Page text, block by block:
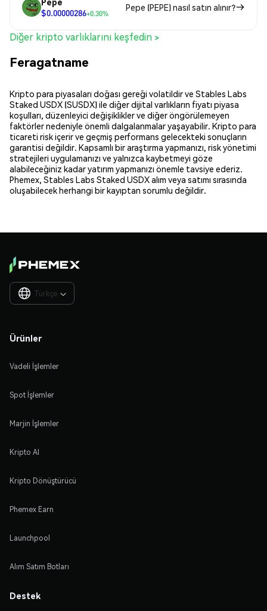
$0.00000286+0.30%
Pepe (PEPE) nasıl satın alınır?
Diğer kripto varlıklarını keşfedin >
Feragatname
Kripto para piyasaları doğası gereği volatildir ve Stables Labs
Staked USDX (SUSDX) ile diğer dijital varlıkların fiyatı piyasa
koşulları, düzenleyici değişiklikler ve diğer öngörülemeyen
faktörler nedeniyle önemli dalgalanmalar yaşayabilir. Kripto para
ticareti risk içerir ve geçmiş performans gelecekteki sonuçların
garantisi değildir. Kapsamlı bir araştırma yapmanızı, risk yönetimi
stratejileri uygulamanızı ve yalnızca kaybetmeyi göze
alabileceğiniz kadar yatırım yapmanızı önemle tavsiye ederiz.
Phemex, Stables Labs Staked USDX alım veya satımı sırasında
oluşabilecek herhangi bir kayıptan sorumlu değildir.
Türkçe 
Ürünler
Vadeli İşlemler
Spot İşlemler
Marjin İşlemler
Kripto Al
Kripto Dönüştürücü
Phemex Earn
Launchpool
Alım Satım Botları
Destek